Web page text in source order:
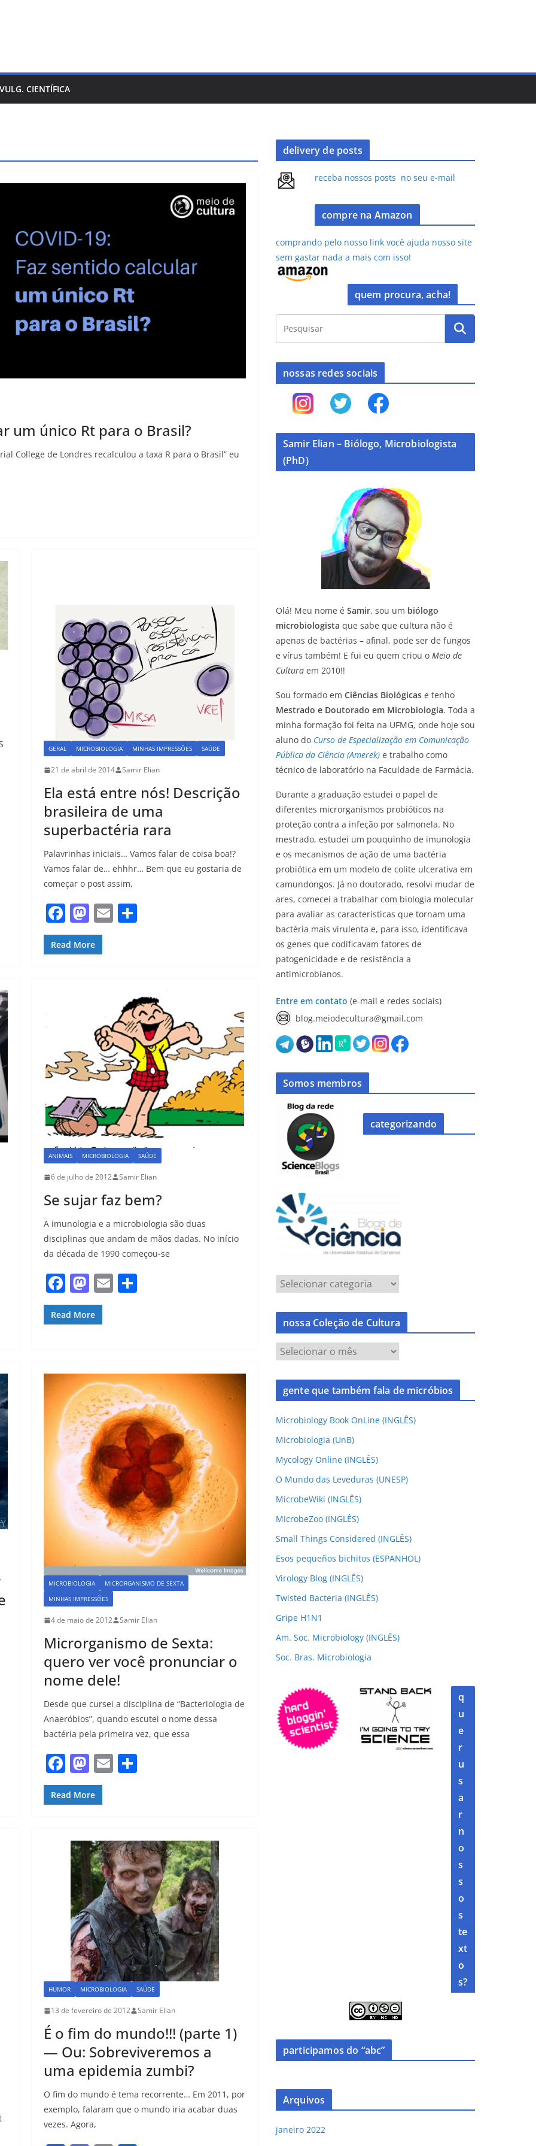
CIENTÍFICA
um único Rt para o Brasil?
College de Londres recalculou a taxa R para o Brasil” eu
GERAL MICROBIOLOGIA MINHAS IMPRESSÕES SAÚDE
21 de abril de 2014 Samir Elian
Ela está entre nós! Descrição
brasileira de uma
superbactéria rara
Palavrinhas iniciais… Vamos falar de coisa boa!?
Vamos falar de… ehhhr… Bem que eu gostaria de
começar o post assim,
F
a
c
k
M
a
st
n
E S
Read More
ANIMAIS MICROBIOLOGIA SAÚDE
6 de julho de 2012 Samir Elian
Se sujar faz bem?
A imunologia e a microbiologia são duas
disciplinas que andam de mãos dadas. No início
da década de 1990 começou-se
F
a
c
o
o
k
M
a
st
o
n
E S
Read More
MICROBIOLOGIA
MICRORGANISMO DE SEXTA
MINHAS IMPRESSÕES
4 de maio de 2012 Samir Elian
Microrganismo de Sexta:
quero ver você pronunciar o
nome dele!
Desde que cursei a disciplina de “Bacteriologia de
Anaeróbios”, quando escutei o nome dessa
bactéria pela primeira vez, que essa
F
a
c
b
o
o
k
M
a
st
d
o
n
E S
Read More
HUMOR MICROBIOLOGIA SAÚDE
13 de fevereiro de 2012 Samir Elian
É o fim do mundo!!! (parte 1)
— Ou: Sobreviveremos a
uma epidemia zumbi?
O fim do mundo é tema recorrente… Em 2011, por
exemplo, falaram que o mundo iria acabar duas
vezes. Agora,
delivery de posts
receba nossos posts no seu e-mail
compre na Amazon
comprando pelo nosso link você ajuda nosso site
sem gastar nada a mais com isso!
quem procura, acha!
nossas redes sociais
Samir Elian – Biólogo, Microbiologista
(PhD)
Olá! Meu nome é Samir, sou um biólogo
microbiologista que sabe que cultura não é
apenas de bactérias – afinal, pode ser de fungos
e vírus também! E fui eu quem criou o Meio de
Cultura em 2010!!
Sou formado em Ciências Biológicas e tenho
Mestrado e Doutorado em Microbiologia. Toda a
minha formação foi feita na UFMG, onde hoje sou
aluno do Curso de Especialização em Comunicação
Pública da Ciência (Amerek) e trabalho como
técnico de laboratório na Faculdade de Farmácia.
Durante a graduação estudei o papel de
diferentes microrganismos probióticos na
proteção contra a infeção por salmonela. No
mestrado, estudei um pouquinho de imunologia
e os mecanismos de ação de uma bactéria
probiótica em um modelo de colite ulcerativa em
camundongos. Já no doutorado, resolvi mudar de
ares, comecei a trabalhar com biologia molecular
para avaliar as características que tornam uma
bactéria mais virulenta e, para isso, identificava
os genes que codificavam fatores de
patogenicidade e de resistência a
antimicrobianos.
Entre em contato (e-mail e redes sociais)
blog.meiodecultura@gmail.com
Somos membros
categorizando
nossa Coleção de Cultura
gente que também fala de micróbios
Microbiology Book OnLine (INGLÊS)
Microbiologia (UnB)
Mycology Online (INGLÊS)
O Mundo das Leveduras (UNESP)
MicrobeWiki (INGLÊS)
MicrobeZoo (INGLÊS)
Small Things Considered (INGLÊS)
Esos pequeños bichitos (ESPANHOL)
Virology Blog (INGLÊS)
Twisted Bacteria (INGLÊS)
Gripe H1N1
Am. Soc. Microbiology (INGLÊS)
Soc. Bras. Microbiologia
q
u
e
r
u
s
a
r
n
o
s
s
o
s
te
xt
o
s?
participamos do “abc”
Arquivos
janeiro 2022